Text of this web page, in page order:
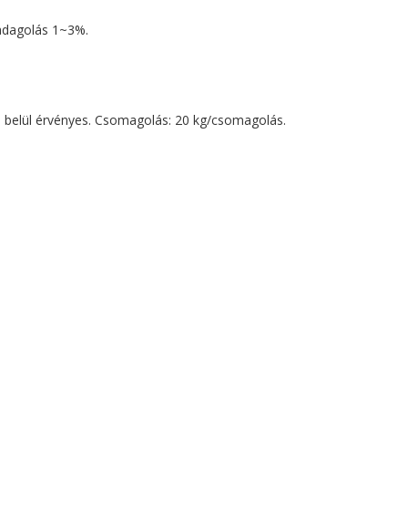
1~3%.
érvényes. Csomagolás: 20 kg/csomagolás.